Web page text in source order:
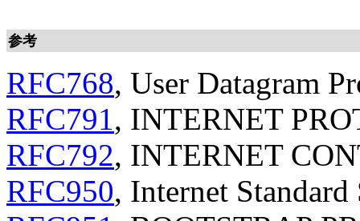
参考
RFC768, User Datagram
RFC791, INTERNET
RFC792, INTERNET
RFC950, Internet